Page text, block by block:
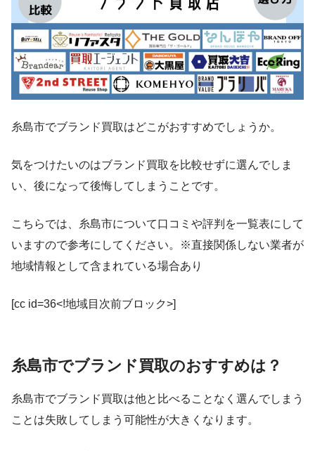
糸島市でブランド買取はどこがおすすめでしょうか。
気をつけたいのはブランド買取を比較せずに選んでしま
い、後になって後悔してしまうことです。
こちらでは、糸島市について口コミや評判を一覧表にして
いますので参考にしてください。※直接関係しない業者が
地域情報として含まれている場合あり
[cc id=36<!地域目次前ブロック>]
糸島市でブランド買取のおすすめは？
糸島市でブランド買取は他と比べることなく選んでしまう
ことは失敗してしまう可能性が大きくなります。